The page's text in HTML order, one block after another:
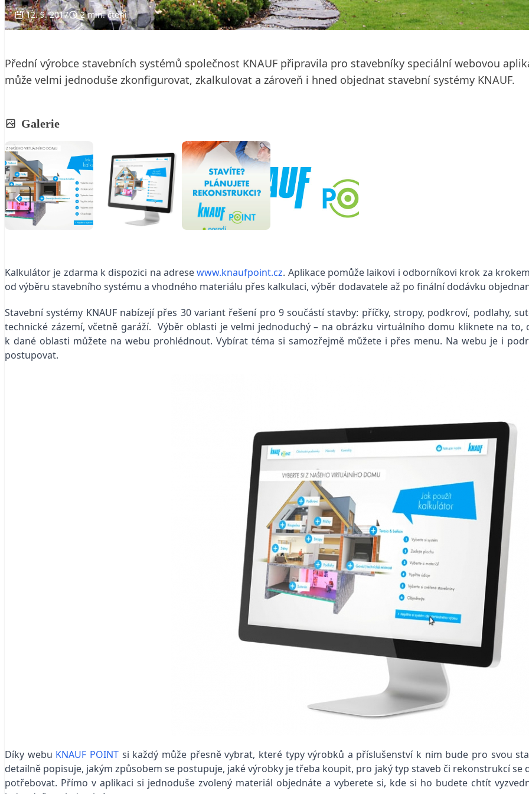
12. 9. 2017 2 min. čtení
Přední výrobce stavebních systémů společnost KNAUF připravila pro stavebníky speciální webovou
může velmi jednoduše zkonfigurovat, zkalkulovat a zároveň i hned objednat stavební systémy KNAUF.
Galerie
Kalkulátor je zdarma k dispozici na adresewww.knaufpoint.cz. Aplikace pomůže laikovi i odborníkovi krok za
od výběru stavebního systému a vhodného materiálu přes kalkulaci, výběr dodavatele až po finální dodávku
Stavební systémy KNAUF nabízejí přes 30 variant řešení pro 9 součástí stavby: příčky, stropy, podkroví, podlahy,
technické zázemí, včetně garáží. Výběr oblasti je velmi jednoduchý – na obrázku virtuálního domu kliknete na to,
k dané oblasti můžete na webu prohlédnout. Vybírat téma si samozřejmě můžete i přes menu. Na webu je i
postupovat.
Díky webu KNAUF POINTsi každý může přesně vybrat, které typy výrobků a příslušenství k nim bude pro svou
detailně popisuje, jakým způsobem se postupuje, jaké výrobky je třeba koupit, pro jaký typ staveb či rekonstrukcí
potřebovat. Přímo v aplikaci si jednoduše zvolený materiál objednáte a vyberete si, kde si ho budete chtít